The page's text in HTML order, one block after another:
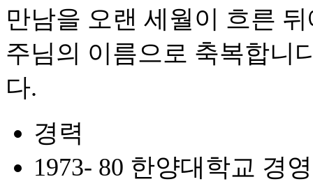
만남을 오랜 세월이 흐른
주님의 이름으로 축복합니
다.
경력
1973- 80 한양대학교 경